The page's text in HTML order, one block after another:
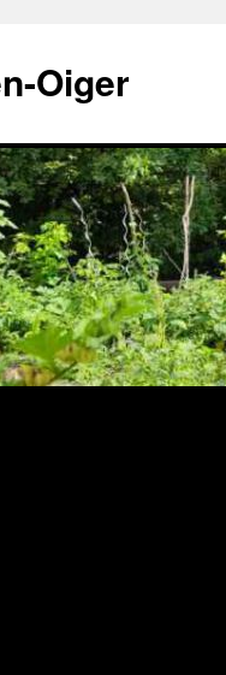
Oiger